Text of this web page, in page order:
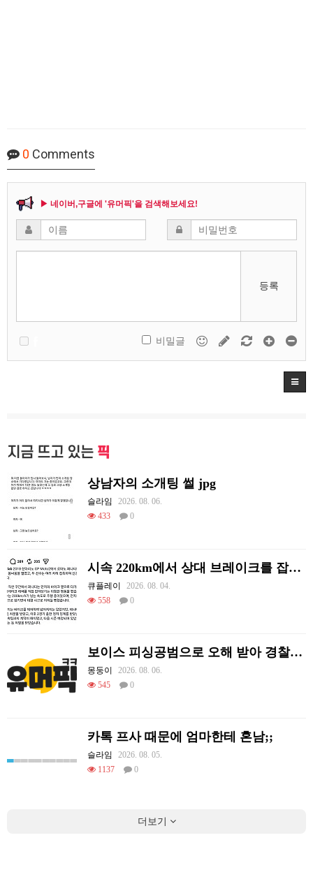
0 Comments
▶ 네이버,구글에 '유머픽'을 검색해보세요!
등록
비밀글
지금 뜨고 있는 픽
상남자의 소개팅 썰 jpg
슬라임
2026. 08. 06.
433
0
시속 220km에서 상대 브레이크를 잡아당김
큐플레이
2026. 08. 04.
558
0
보이스 피싱공범으로 오해 받아 경찰이 쫓아왔던 썰.
몽둥이
2026. 08. 06.
545
0
카톡 프사 때문에 엄마한테 혼남;;
슬라임
2026. 08. 05.
1137
0
더보기